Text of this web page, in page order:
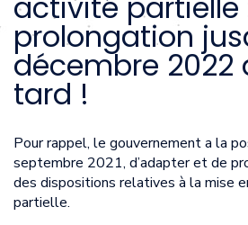
prolongation
décembre 2022
tard !
Pour rappel, le gouvernement a la
septembre 2021, d’adapter et de
des dispositions relatives à la mise
partielle.